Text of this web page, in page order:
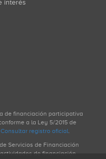
interés
de financiación participativa
a la Ley 5/2015 de
Consultar registro oficial.
Servicios de Financiación
de financiación